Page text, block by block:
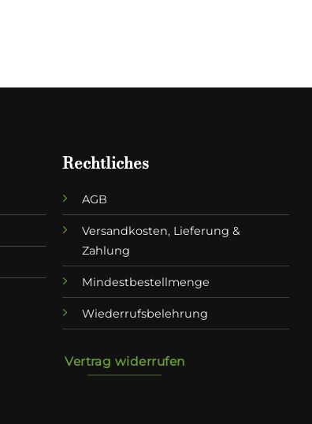
Rechtliches
AGB
Versandkosten, Lieferung &
Zahlung
Mindestbestellmenge
Wiederrufsbelehrung
Vertrag widerrufen